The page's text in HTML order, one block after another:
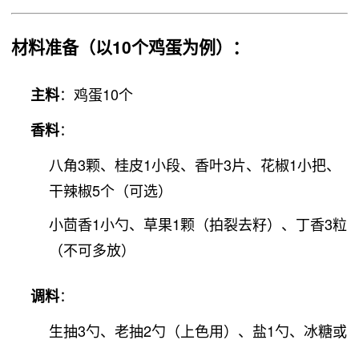
材料准备（以10个鸡蛋为例）：
主料：鸡蛋10个
香料：
八角3颗、桂皮1小段、香叶3片、花椒1小把、
干辣椒5个（可选）
小茴香1小勺、草果1颗（拍裂去籽）、丁香3粒
（不可多放）
调料：
生抽3勺、老抽2勺（上色用）、盐1勺、冰糖或